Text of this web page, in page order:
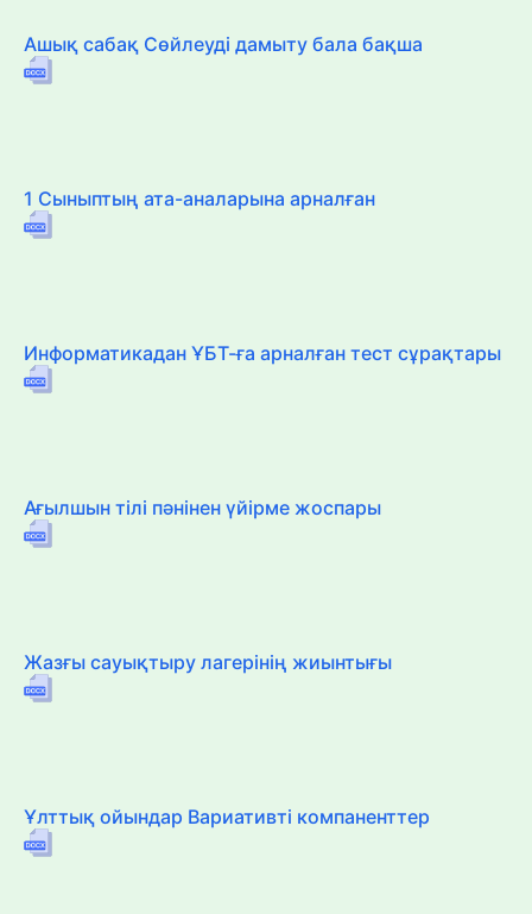
Ашық сабақ Сөйлеуді дамыту бала бақша
1 Сыныптың ата-аналарына арналған
Информатикадан ҰБТ-ға арналған тест сұрақтары
Ағылшын тілі пәнінен үйірме жоспары
Жазғы сауықтыру лагерінің жиынтығы
Ұлттық ойындар Вариативті компаненттер